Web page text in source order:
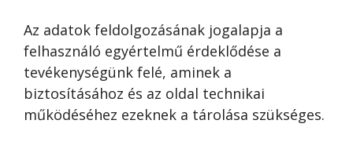
Az adatok feldolgozásának jogalapja a
felhasználó egyértelmű érdeklődése a
tevékenységünk felé, aminek a
biztosításához és az oldal technikai
működéséhez ezeknek a tárolása szükséges.